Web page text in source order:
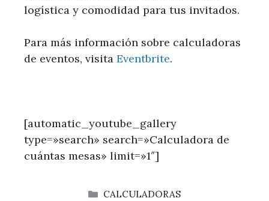
logística y comodidad para tus invitados.
Para más información sobre calculadoras
de eventos, visita Eventbrite.
[automatic_youtube_gallery
type=»search» search=»Calculadora de
cuántas mesas» limit=»1″]
CATEGORÍAS
CALCULADORAS